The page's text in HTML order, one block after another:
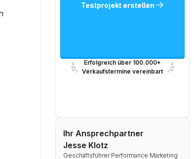
Testprojekt erstellen
Erfolgreich über 100.000+
Verkaufstermine vereinbart
Ihr Ansprechpartner
Jesse Klotz
Geschäftsführer Performance Marketing